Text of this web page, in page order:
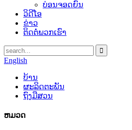
ບ່ອນຈອດຍົນ
ວິດີໂອ
ຂ່າວ
ຕິດຕໍ່ພວກເຮົາ
English
ບ້ານ
ຜະລິດຕະພັນ
ຖົງມືສວນ
ຫມວດ